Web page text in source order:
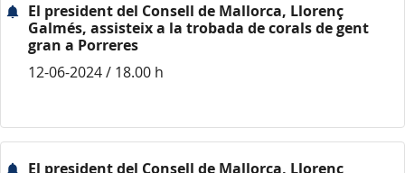
El president del Consell de Mallorca, Llorenç
Galmés, assisteix a la trobada de corals de gent
gran a Porreres
12-06-2024 / 18.00 h
El president del Consell de Mallorca, Llorenç